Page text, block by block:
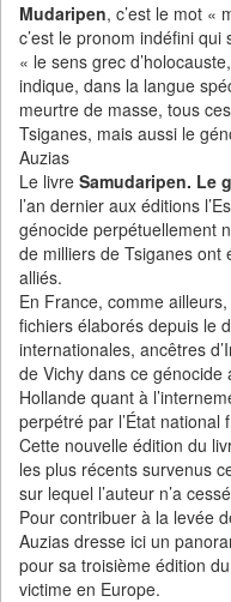
Mudaripen, c’est le mot «
c’est le pronom indéfini
« le sens grec
indique, dans la langue
meurtre de masse, tous
Tsiganes, mais aussi le
Auzias
Le livre Samudaripen. Le
l’an dernier aux éditions
génocide perpétuellement
de milliers de Tsiganes ont
alliés.
En France, comme
fichiers élaborés depuis le
internationales, ancêtres
de Vichy dans ce
Hollande quant à
perpétré par l’État national
Cette nouvelle édition du
les plus récents survenus
sur lequel l’auteur n’a
Pour contribuer à la levée
Auzias dresse ici un
pour sa troisième édition
victime en Europe.